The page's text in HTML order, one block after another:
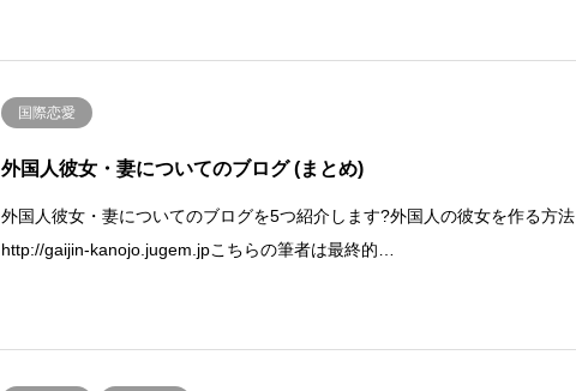
国際恋愛
外国人彼女・妻についてのブログ (まとめ)
外国人彼女・妻についてのブログを5つ紹介します?外国人の彼女を作る方法
http://gaijin-kanojo.jugem.jpこちらの筆者は最終的…